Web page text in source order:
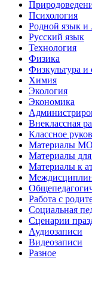
Психология
Родной язык и
Русский язык
Технология
Физика
Физкультура и
Химия
Экология
Экономика
Внеклассная
Классное
Материалы МО
Материалы
Материалы к
Работа с
Социальная
Сценарии
Аудиозаписи
Видеозаписи
Разное